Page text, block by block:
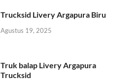
Trucksid Livery Argapura Biru
Agustus 19, 2025
Truk balap Livery Argapura
Trucksid